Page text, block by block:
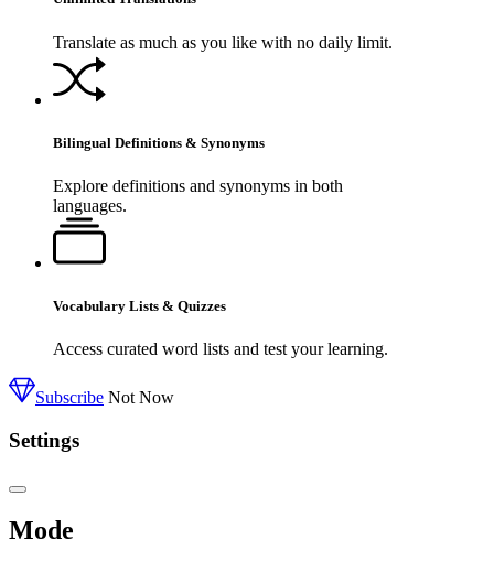
Translate as much as you like with no daily limit.
Bilingual Definitions & Synonyms
Explore definitions and synonyms in both
languages.
Vocabulary Lists & Quizzes
Access curated word lists and test your learning.
Subscribe Not Now
Settings
Mode